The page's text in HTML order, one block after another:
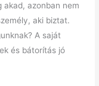
akad, azonban nem
aki biztat.
A saját
és bátorítás jó